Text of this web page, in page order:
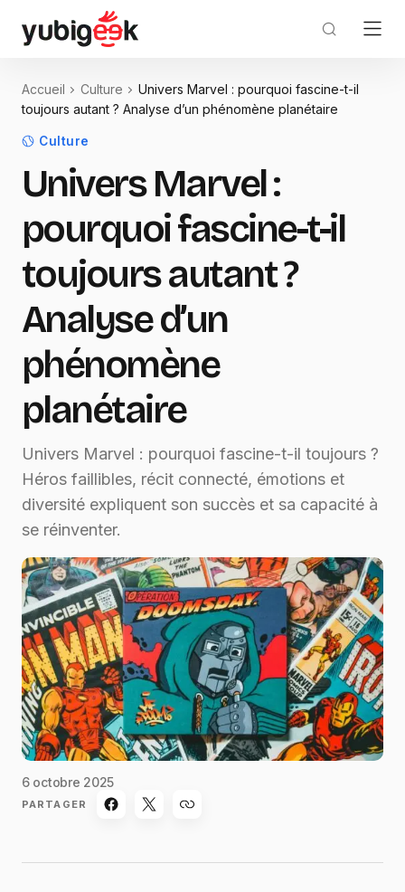
Accueil Culture
Univers Marvel : pourquoi fascine-t-il
toujours autant ? Analyse d’un phénomène planétaire
Culture
Univers Marvel :
pourquoi fascine-t-il
toujours autant ?
Analyse d’un
phénomène
planétaire
Univers Marvel : pourquoi fascine-t-il toujours ?
Héros faillibles, récit connecté, émotions et
diversité expliquent son succès et sa capacité à
se réinventer.
6 octobre 2025
PARTAGER